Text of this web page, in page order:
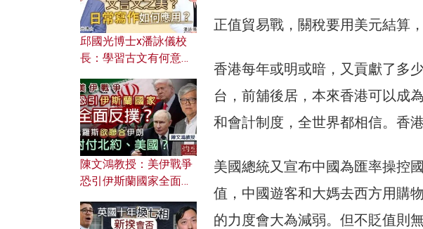
正值貿易戰，關稅要用美元結算
香港每年或明或暗，又貢獻了多
台，前舖後居，本來香港可以成
和會計制度，全世界都相信。香
美國總統又宣布中國為匯率操控
值，中國遊客和大媽去西方用購
的力度會大為減弱。但不貶值則
邱國光博士x潘詠儀校
長：學習古文有何意
文之美？ 日常寫作如何
應用？
陳文鴻教授：美伊戰爭
恐引伊斯蘭國家全面反
對付北約美國？